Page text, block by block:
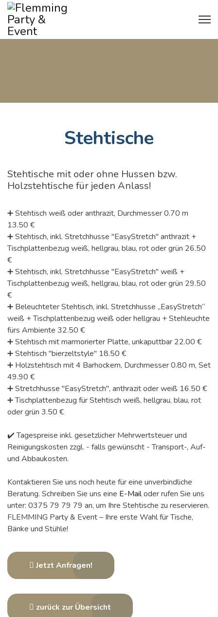
Stehtische
Stehtische mit oder ohne Hussen bzw.
Holzstehtische für jeden Anlass!
➕ Stehtisch weiß oder anthrazit, Durchmesser 0.70 m
13.50 €
➕ Stehtisch, inkl. Stretchhusse "EasyStretch" anthrazit +
Tischplattenbezug weiß, hellgrau, blau, rot oder grün 26.50
€
➕ Stehtisch, inkl. Stretchhusse "EasyStretch" weiß +
Tischplattenbezug weiß, hellgrau, blau, rot oder grün 29.50
€
➕ Beleuchteter Stehtisch, inkl. Stretchhusse „EasyStretch“
weiß + Tischplattenbezug weiß oder hellgrau + Stehleuchte
fürs Ambiente 32.50 €
➕ Stehtisch mit marmorierter Platte, unkaputtbar 22.00 €
➕ Stehtisch "bierzeltstyle" 18.50 €
➕ Holzstehtisch mit 4 Barhockern, Durchmesser 0.80 m, Set
49.90 €
➕ Stretchhusse "EasyStretch", anthrazit oder weiß 16.50 €
➕ Tischplattenbezug für Stehtisch weiß, hellgrau, blau, rot
oder grün 3.50 €
✔️ Tagespreise inkl. gesetzlicher Mehrwertsteuer und
Reinigungskosten zzgl. - falls gewünscht - Transport-, Auf-
und Abbaukosten.
Kontaktieren Sie uns noch heute für eine unverbindliche
Beratung. Schreiben Sie uns eine E-Mailoder rufen Sie uns
unter: 0375 79 79 79 an, um Ihre Stehtische zu reservieren.
FLEMMING Party & Event – Ihre erste Wahl für Tische,
Bänke und Stühle!
Jetzt Anfragen!
zurück zur Übersicht